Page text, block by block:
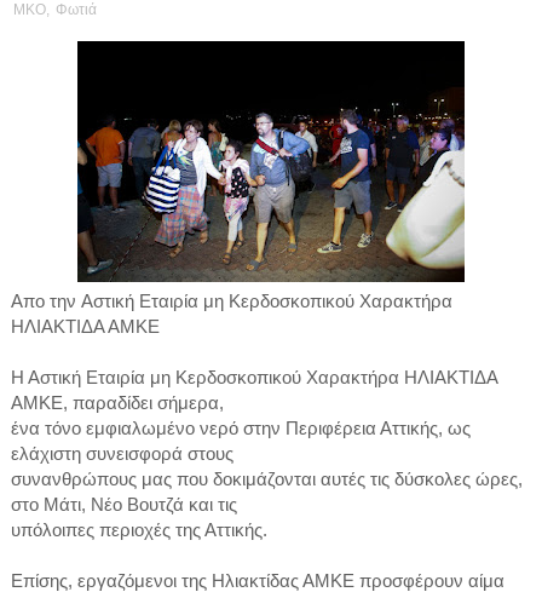
ΜΚΟ, Φωτιά
Απο την Αστική Εταιρία μη Κερδοσκοπικού Χαρακτήρα
ΗΛΙΑΚΤΙΔΑ ΑΜΚΕ
Η Αστική Εταιρία μη Κερδοσκοπικού Χαρακτήρα ΗΛΙΑΚΤΙΔΑ
ΑΜΚΕ, παραδίδει σήμερα,
ένα τόνο εμφιαλωμένο νερό στην Περιφέρεια Αττικής, ως
ελάχιστη συνεισφορά στους
συνανθρώπους μας που δοκιμάζονται αυτές τις δύσκολες ώρες,
στο Μάτι, Νέο Βουτζά και τις
υπόλοιπες περιοχές της Αττικής.
Επίσης, εργαζόμενοι της Ηλιακτίδας ΑΜΚΕ προσφέρουν αίμα